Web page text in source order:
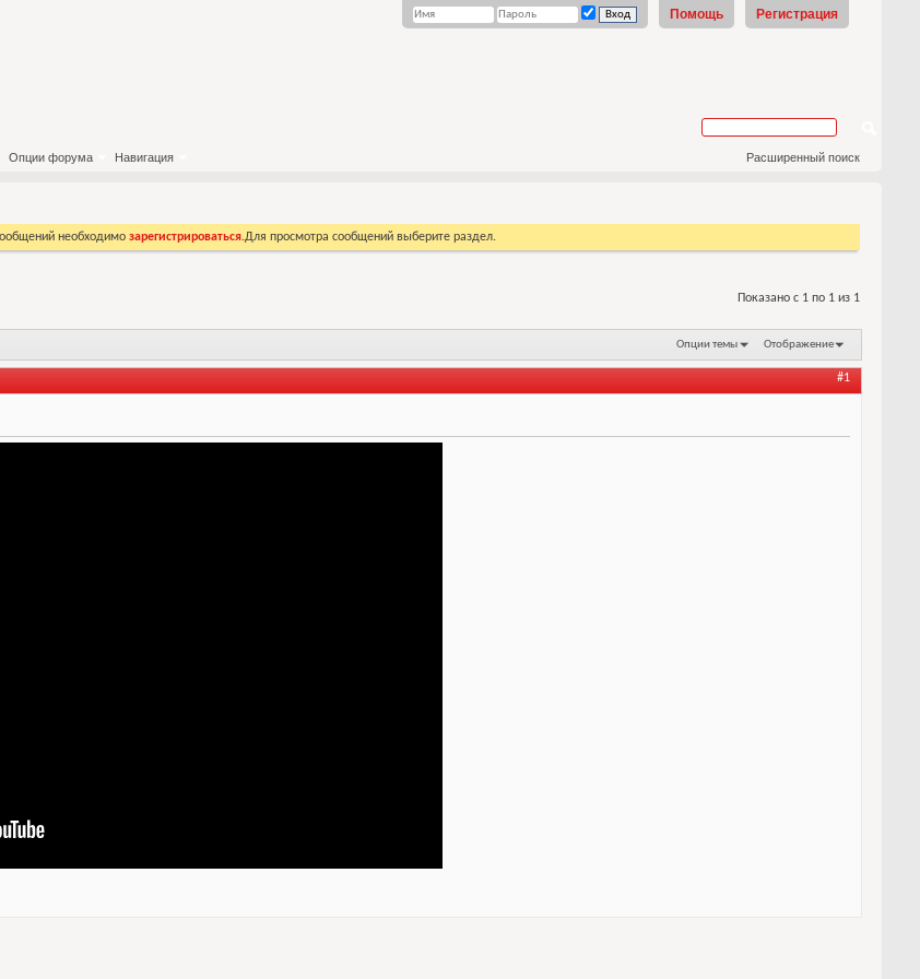
Регистрация
Помощь
Опции форума Навигация Расширенный поиск
необходимо зарегистрироваться.Для просмотра сообщений выберите раздел.
Показано с 1 по 1 из 1
Опции темы Отображение
#1